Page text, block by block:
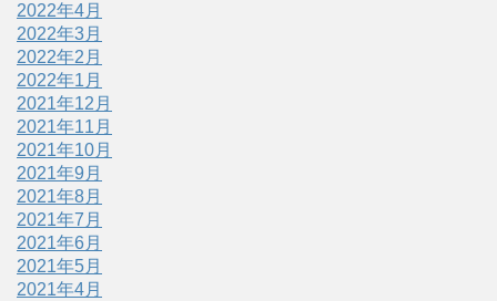
2022年4月
2022年3月
2022年2月
2022年1月
2021年12月
2021年11月
2021年10月
2021年9月
2021年8月
2021年7月
2021年6月
2021年5月
2021年4月